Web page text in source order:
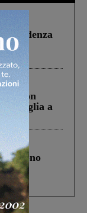
scadenza
la figlia a
il